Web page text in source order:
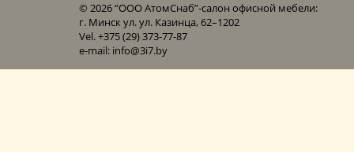
© 2026 “ООО АтомСнаб”-cалон офисной мебели:
г. Минск ул. ул. Казинца, 62–1202
Vel. +375 (29) 373-77-87
e-mail: info@3i7.by